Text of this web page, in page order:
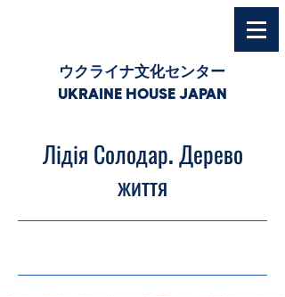
ウクライナ文化センター
UKRAINE HOUSE JAPAN
Лідія Солодар. Дерево
життя